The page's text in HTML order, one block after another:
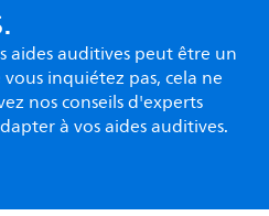
aides auditives peut être un
inquiétez pas, cela ne
nos conseils d'experts
à vos aides auditives.